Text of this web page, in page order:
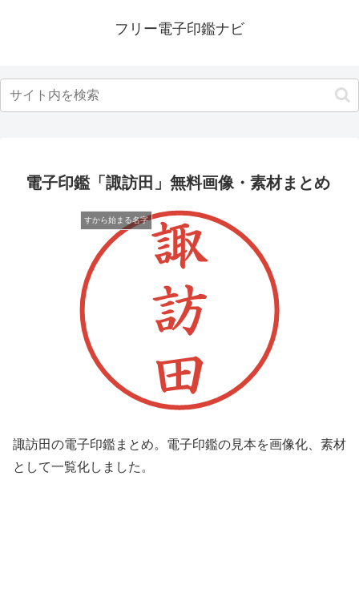
フリー電子印鑑ナビ
電子印鑑「諏訪田」無料画像・素材まとめ
すから始まる名字
諏訪田の電子印鑑まとめ。電子印鑑の見本を画像化、素材
として一覧化しました。